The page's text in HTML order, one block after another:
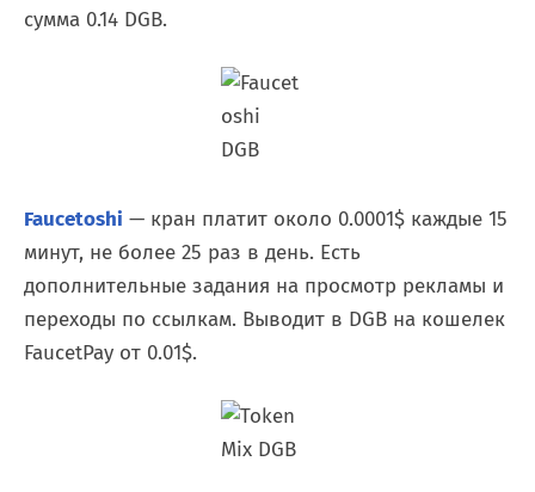
сумма 0.14 DGB.
Faucetoshi — кран платит около 0.0001$ каждые 15
минут, не более 25 раз в день. Есть
дополнительные задания на просмотр рекламы и
переходы по ссылкам. Выводит в DGB на кошелек
FaucetPay от 0.01$.